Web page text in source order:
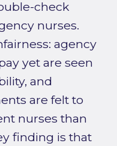
check
nurses.
agency
yet are seen
and
are felt to
nurses than
finding is that